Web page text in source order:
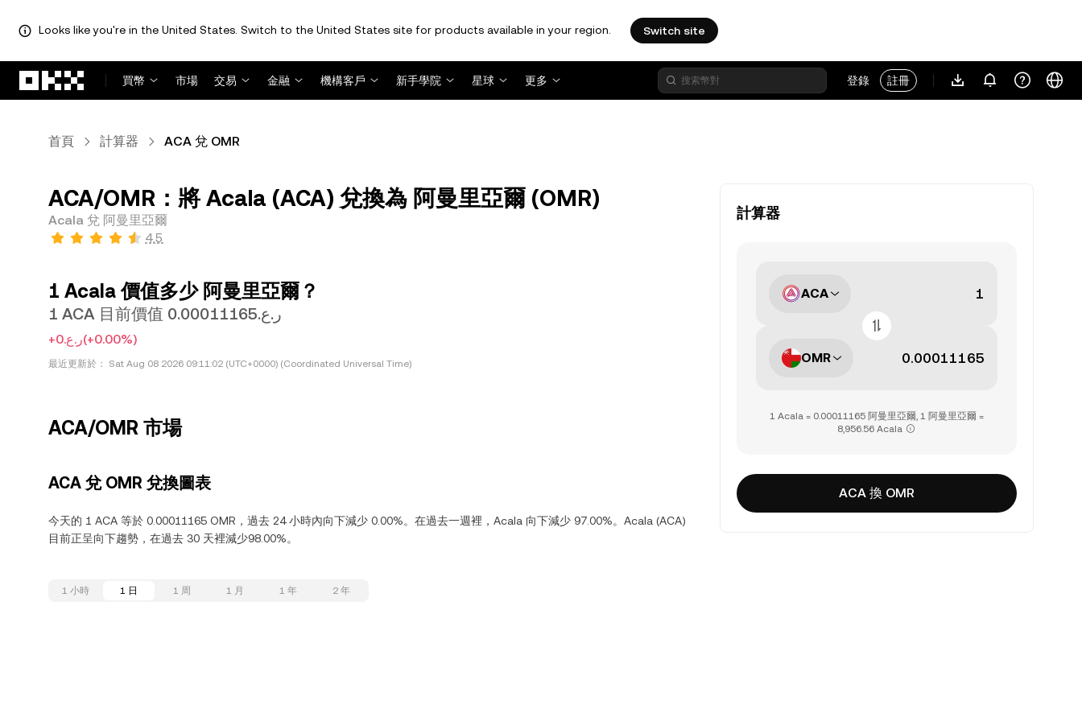
Looks like you're in the United States. Switch to the United States site for products available in your region. Switch site
買幣
市場 交易 金融 機構客戶 新手學院 星球 更多 登錄 註冊
首頁 計算器 ACA 兌 OMR
ACA/OMR：將 Acala (ACA) 兌換為 阿曼里亞爾 (OMR)
Acala 兌 阿曼里亞爾
4.5
1 Acala 價值多少 阿曼里亞爾？
1 ACA 目前價值 ر.ع.0.00011165
+ر.ع.0(+0.00%)
最近更新於： Sat Aug 08 2026 09:11:02 (UTC+0000) (Coordinated Universal Time)
ACA/OMR 市場
ACA 兌 OMR 兌換圖表
今天的 1 ACA 等於 0.00011165 OMR，過去 24 小時內向下減少 0.00%。在過去一週裡，Acala 向下減少 97.00%。Acala (ACA)
目前正呈向下趨勢，在過去 30 天裡減少98.00%。
1 小時 1 日 1 周 1 月 1 年 2 年
計算器
ACA
OMR
1 Acala = 0.00011165 阿曼里亞爾, 1 阿曼里亞爾 =
8,956.56 Acala
ACA 換 OMR